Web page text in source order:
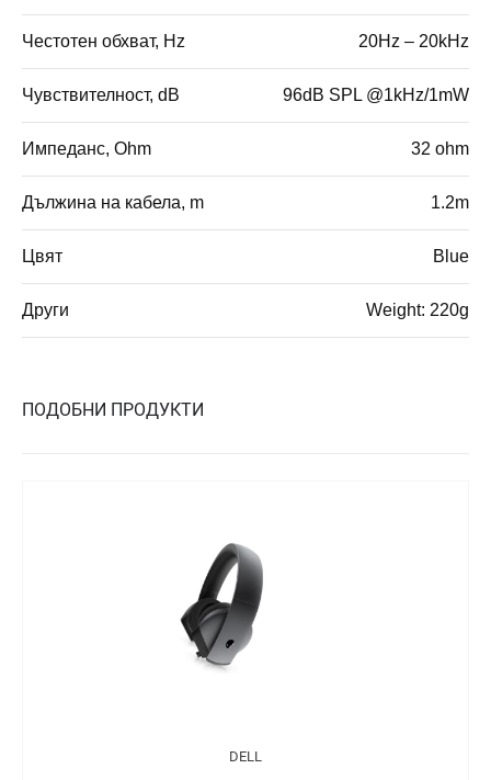
Честотен обхват, Hz 20Hz – 20kHz
Чувствителност, dB 96dB SPL @1kHz/1mW
Импеданс, Ohm 32 ohm
Дължина на кабела, m 1.2m
Цвят Blue
Други Weight: 220g
ПОДОБНИ ПРОДУКТИ